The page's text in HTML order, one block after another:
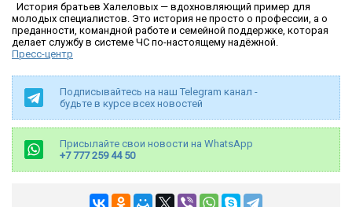
История братьев Халеловых — вдохновляющий пример для
молодых специалистов. Это история не просто о профессии, а о
преданности, командной работе и семейной поддержке, которая
делает службу в системе ЧС по-настоящему надёжной.
Пресс-центр
Подписывайтесь на наш Telegram канал -
будьте в курсе всех новостей
Присылайте свои новости на WhatsApp
+7 777 259 44 50